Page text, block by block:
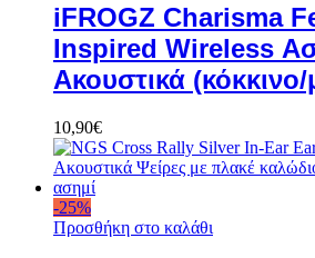
iFROGZ Charisma
Inspired Wireless
Ακουστικά
10,90€
-25%
Προσθήκη στο καλάθι